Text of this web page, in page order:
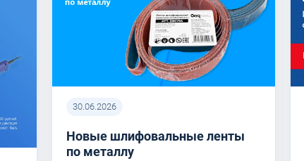
30.06.2026
Новые шлифовальные ленты
по металлу